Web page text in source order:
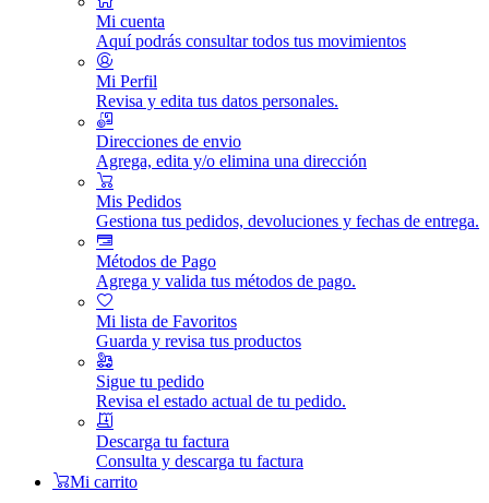
Mi cuenta
Aquí podrás consultar todos tus movimientos
Mi Perfil
Revisa y edita tus datos personales.
Direcciones de envio
Agrega, edita y/o elimina una dirección
Mis Pedidos
Gestiona tus pedidos, devoluciones y fechas de entrega.
Métodos de Pago
Agrega y valida tus métodos de pago.
Mi lista de Favoritos
Guarda y revisa tus productos
Sigue tu pedido
Revisa el estado actual de tu pedido.
Descarga tu factura
Consulta y descarga tu factura
Mi carrito